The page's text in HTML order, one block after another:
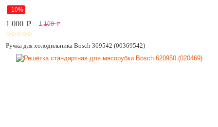
-10%
1 000 p 1 100 p
Ручка для холодильника Bosch 369542 (00369542)